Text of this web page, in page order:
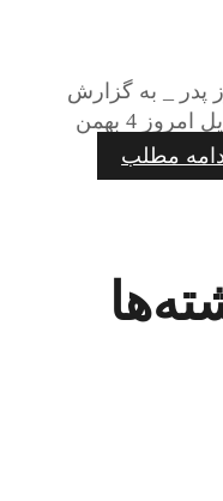
پدر _ به گزارش
روابط عمومی شرکت جهاد بتن تایل امروز 4 بهمن
مطلب